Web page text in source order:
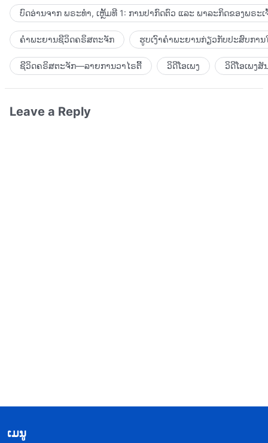
ບົດອ່ານຈາກ ພຣະທຳ, ເຫຼັ້ມທີ 1: ການປາກົດຕົວ ແລະ ພາລະກິດຂອງພຣະເ
ຄຳພະຍານຊີວິດຄຣິສຕະຈັກ ຮູບເງົາຄຳພະຍານກ່ຽວກັບປະສົບກາ
ຊີວິດຄຣິສຕະຈັກ—ລາຍການວາໄຣຕີ້ ວິດີໂອເພງ ວິດີໂອເພງສັ
Leave a Reply
​ເມ​ນູ